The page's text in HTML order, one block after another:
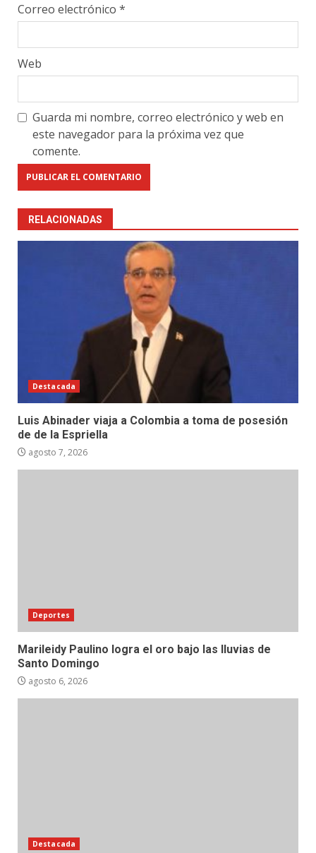
Correo electrónico *
Web
Guarda mi nombre, correo electrónico y web en
este navegador para la próxima vez que
comente.
RELACIONADAS
Destacada
Luis Abinader viaja a Colombia a toma de posesión
de de la Espriella
agosto 7, 2026
Deportes
Marileidy Paulino logra el oro bajo las lluvias de
Santo Domingo
agosto 6, 2026
Destacada